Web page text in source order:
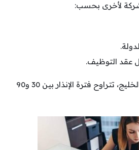
شركة لأخرى بحسب:
عقد التوظيف.
وفي أغلب عقود العمل بالخليج، تتراوح فترة الإنذار بين 30 و90